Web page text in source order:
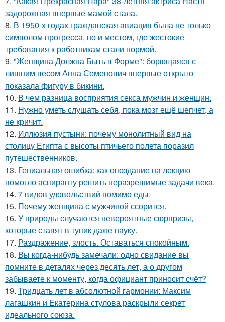
задорожная впервые мамой стала.
8. В 1950-х годах гражданская авиация была не только
символом прогресса, но и местом, где жестокие
требования к работникам стали нормой.
9. "Женщина Должна Быть в Форме": борющаяся с
лишним весом Анна Семенович впервые открыто
показала фигуру в бикини.
10. В чем разница восприятия секса мужчин и женщин.
11. Нужно уметь слушать себя, пока мозг ещё шепчет, а
не кричит.
12. Иллюзия пустыни: почему монолитный вид на
столицу Египта с высоты птичьего полета поразил
путешественников.
13. Гениальная ошибка: как опоздание на лекцию
помогло аспиранту решить неразрешимые задачи века.
14. 7 видов удовольствий помимо еды.
15. Почему женщина с мужчиной ссорится.
16. У природы случаются невероятные сюрпризы,
которые ставят в тупик даже науку.
17. Раздражение, злость. Оставаться спокойным.
18. Вы когда-нибудь замечали: одно свидание вы
помните в деталях через десять лет, а о другом
забываете к моменту, когда официант приносит счёт?
19. Тридцать лет в абсолютной гармонии: Максим
лагашкин и Екатерина стулова раскрыли секрет
идеального союза.